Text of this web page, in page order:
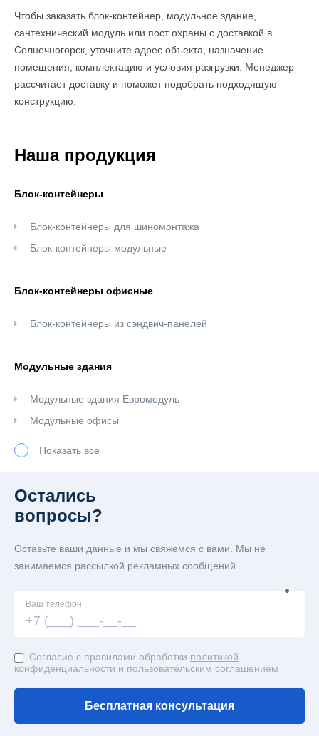
Чтобы заказать блок-контейнер, модульное здание,
сантехнический модуль или пост охраны с доставкой в
Солнечногорск, уточните адрес объекта, назначение
помещения, комплектацию и условия разгрузки. Менеджер
рассчитает доставку и поможет подобрать подходящую
конструкцию.
Наша продукция
Блок-контейнеры
Блок-контейнеры для шиномонтажа
Блок-контейнеры модульные
Блок-контейнеры офисные
Блок-контейнеры из сэндвич-панелей
Модульные здания
Модульные здания Евромодуль
Модульные офисы
Сантехнические блок-контейнеры под туалет
Евробытовки
Модульные лаборатории
Показать все
Остались
вопросы?
Оставьте ваши данные и мы свяжемся с вами. Мы не
занимаемся рассылкой рекламных сообщений
Ваш телефон
Согласие с правилами обработки политикой
конфиденциальности и пользовательским соглашением
Бесплатная консультация